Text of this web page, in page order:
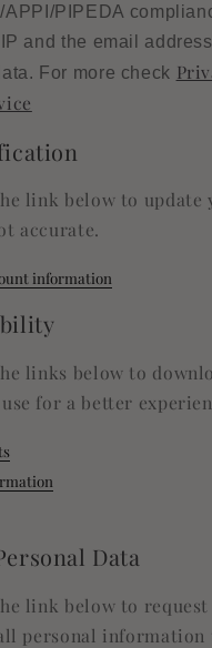
APPI/PIPEDA
and the email
For more check
link below to update
accurate.
information
links below to
for a better
Data
link below to
personal information